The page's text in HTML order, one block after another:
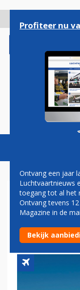
gaan
Magazine
JAPAN
ROOD EN
OVER
Profiteer nu
Ontvang een jaar
Luchtvaartnieuws
toegang tot al het
Ontvang tevens
Magazine in de
Bekijk